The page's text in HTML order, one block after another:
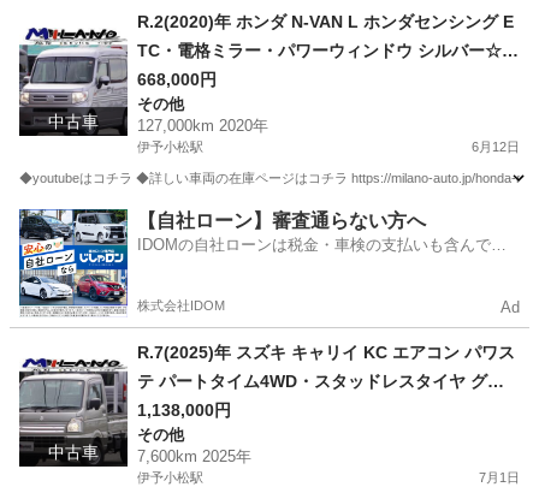
伊予小松駅 ライフ
中古車
R.2(2020)年 ホンダ N-VAN L ホンダセンシング E
TC・電格ミラー・パワーウィンドウ シルバー☆車
検付き・整備渡・1年保証付☆
668,000円
その他
127,000km 2020年
伊予小松駅 6月12日
◆youtubeはコチラ ◆詳しい車両の在庫ページはコチラ https://milano-auto.jp/honda-n-
愛媛 西条市 伊予小松駅 その他 VAN
【自社ローン】審査通らない方へ
IDOMの自社ローンは税金・車検の支払いも含んでい
株式会社IDOM Ad
中古車
R.7(2025)年 スズキ キャリイ KC エアコン パワス
テ パートタイム4WD・スタッドレスタイヤ グレ
ー☆2年車検付き・整備渡・1年保証付☆
1,138,000円
その他
7,600km 2025年
伊予小松駅 7月1日